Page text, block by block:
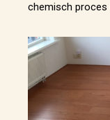
chemisch proces